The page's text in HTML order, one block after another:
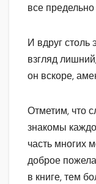
все предельно
И вдруг
взгляд
он вскоре,
Отметим, что
знакомы
часть многих
доброе
в книге, тем